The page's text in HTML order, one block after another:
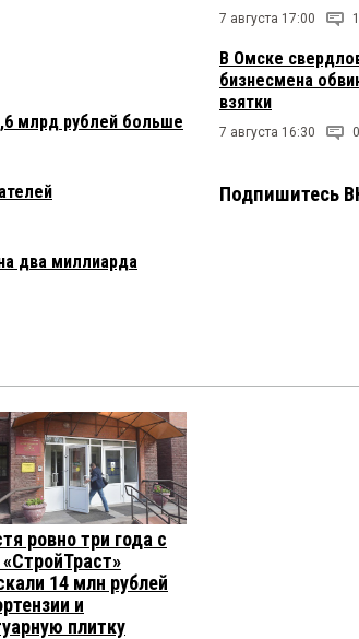
млрд рублей больше
два миллиарда
7 августа 17:00 1
В Омске
бизнесмена
взятки
7 августа 16:30 0
Подпишитесь
ровно три года с
14 млн рублей
и
плитку